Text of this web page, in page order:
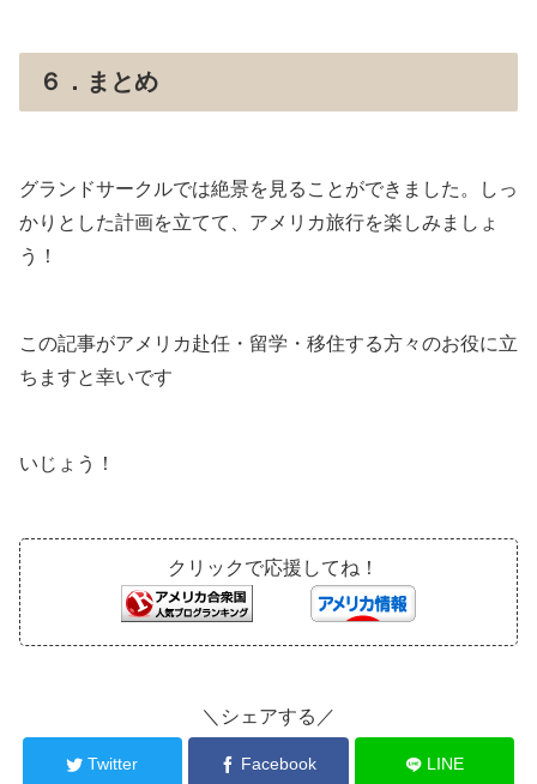
６．まとめ
グランドサークルでは絶景を見ることができました。しっ
かりとした計画を立てて、アメリカ旅行を楽しみましょ
う！
この記事がアメリカ赴任・留学・移住する方々のお役に立
ちますと幸いです
いじょう！
クリックで応援してね！
＼シェアする／
Twitter Facebook LINE